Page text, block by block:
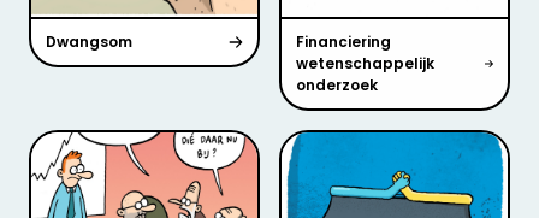
Dwangsom
Financiering
wetenschappelijk
onderzoek